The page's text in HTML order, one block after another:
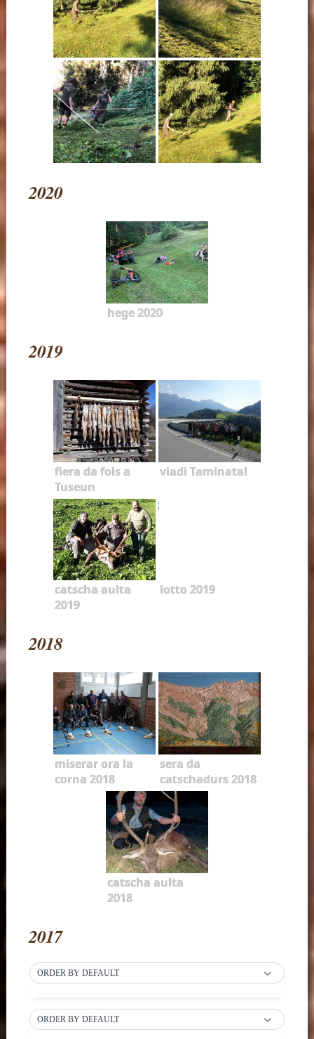
2020
hege 2020
2019
fiera da fols a
Tuseun
viadi Taminatal
catscha aulta
2019
lotto 2019
2018
miserar ora la
corna 2018
sera da
catschadurs 2018
catscha aulta
2018
2017
ORDER BY DEFAULT
ORDER BY DEFAULT